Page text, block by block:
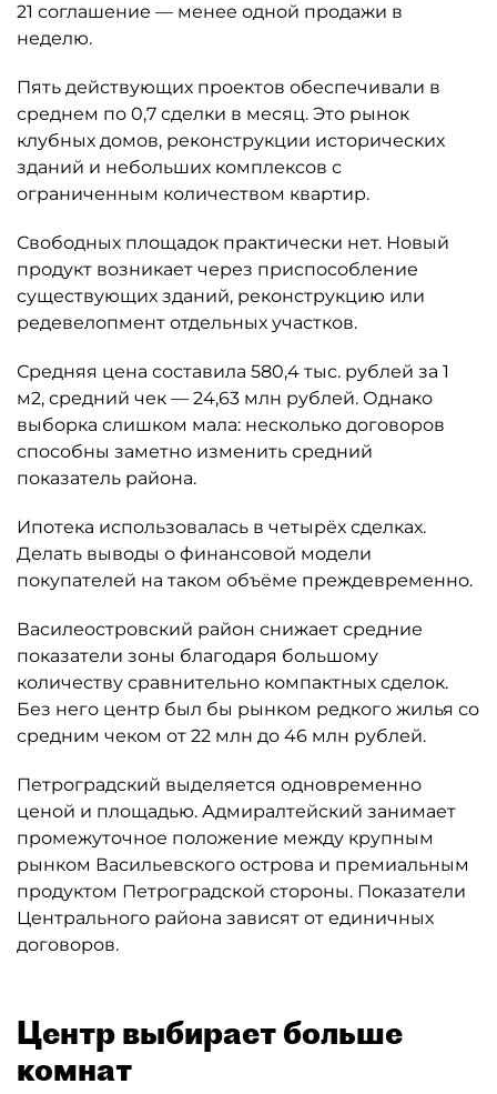
21 соглашение — менее одной продажи в
неделю.
Пять действующих проектов обеспечивали в
среднем по 0,7 сделки в месяц. Это рынок
клубных домов, реконструкции исторических
зданий и небольших комплексов с
ограниченным количеством квартир.
Свободных площадок практически нет. Новый
продукт возникает через приспособление
существующих зданий, реконструкцию или
редевелопмент отдельных участков.
Средняя цена составила 580,4 тыс. рублей за 1
м2, средний чек — 24,63 млн рублей. Однако
выборка слишком мала: несколько договоров
способны заметно изменить средний
показатель района.
Ипотека использовалась в четырёх сделках.
Делать выводы о финансовой модели
покупателей на таком объёме преждевременно.
Василеостровский район снижает средние
показатели зоны благодаря большому
количеству сравнительно компактных сделок.
Без него центр был бы рынком редкого жилья со
средним чеком от 22 млн до 46 млн рублей.
Петроградский выделяется одновременно
ценой и площадью. Адмиралтейский занимает
промежуточное положение между крупным
рынком Васильевского острова и премиальным
продуктом Петроградской стороны. Показатели
Центрального района зависят от единичных
договоров.
Центр выбирает больше
комнат